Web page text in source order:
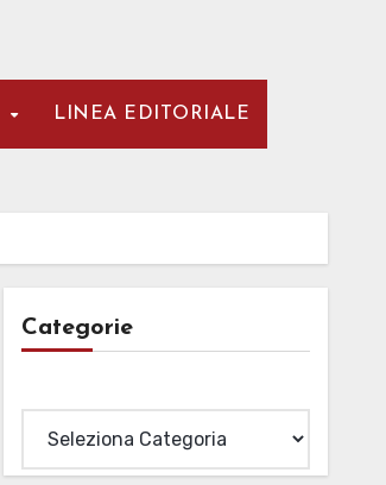
LINEA EDITORIALE
Categorie